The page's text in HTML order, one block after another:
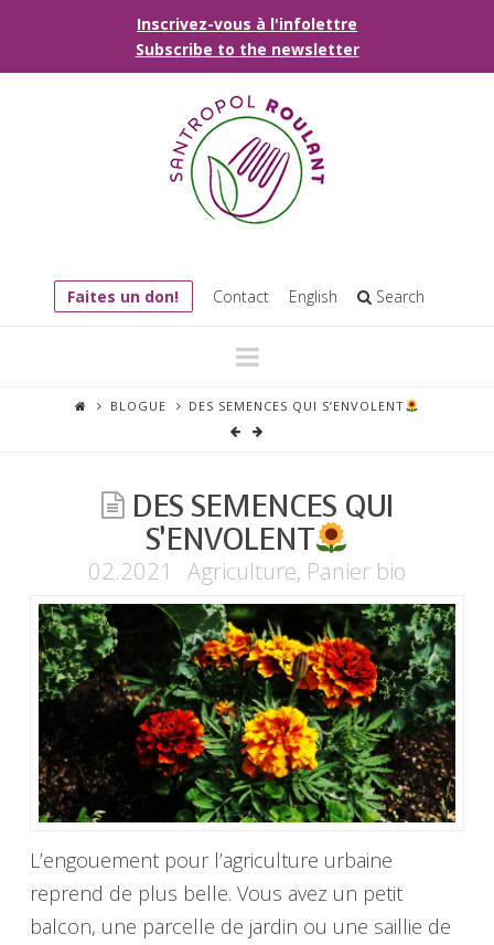
Inscrivez-vous à l'infolettre
Subscribe to the newsletter
Faites un don! Contact English Search
Navigation
BLOGUE DES SEMENCES QUI S’ENVOLENT
DES SEMENCES QUI
S’ENVOLENT
02.2021 Agriculture, Panier bio
L’engouement pour l’agriculture urbaine
reprend de plus belle. Vous avez un petit
balcon, une parcelle de jardin ou une saillie de